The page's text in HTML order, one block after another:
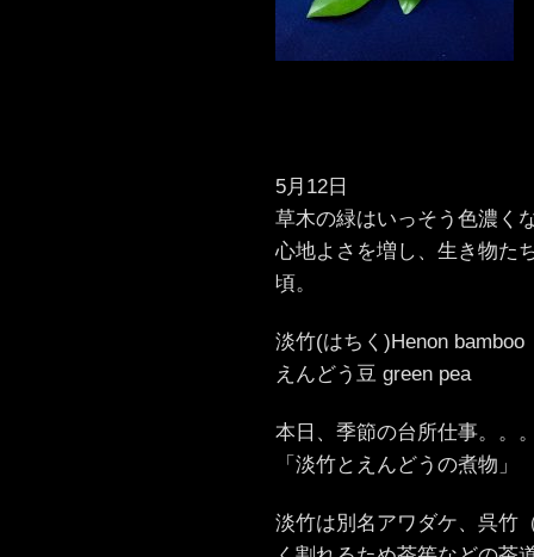
5月12日
草木の緑はいっそう色濃く
心地よさを増し、生き物た
頃。
淡竹(はちく)Henon bamboo
えんどう豆 green pea
本日、季節の台所仕事。。
「淡竹とえんどうの煮物」
淡竹は別名アワダケ、呉竹